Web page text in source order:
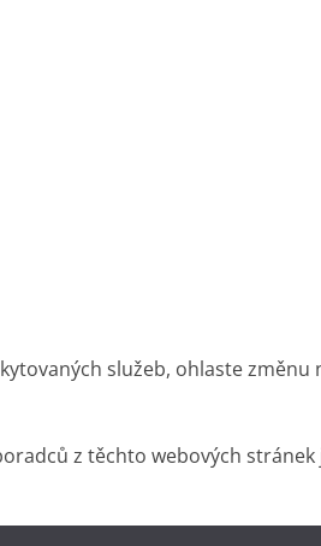
služeb, ohlaste
z těchto webových stránek